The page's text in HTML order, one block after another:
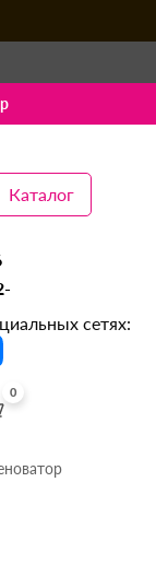
Каталог
сетях:
0